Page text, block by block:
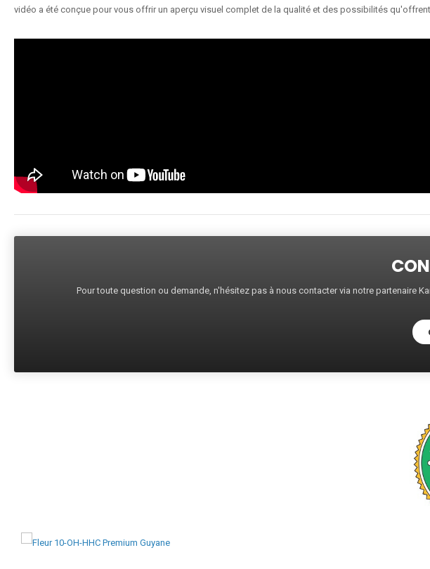
vidéo a été conçue pour vous offrir un aperçu visuel complet de la qualité et des possibilités
Pour toute question ou demande, n'hésitez pas à nous contacter via notre partenaire